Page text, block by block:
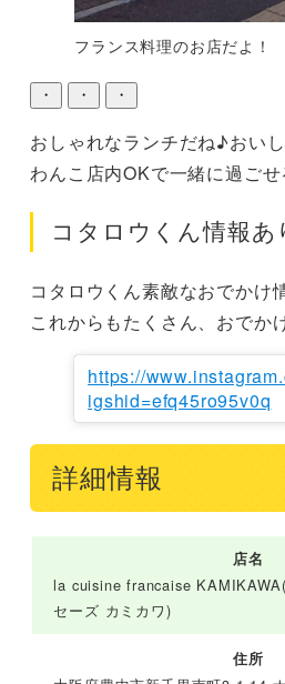
フランス料理のお店だよ！
・ ・ ・
おしゃれなランチだね♪おいし
わんこ店内OKで一緒に過ごせ
コタロウくん情報あ
コタロウくん素敵なおでかけ
これからもたくさん、おでか
https://
igshid=efq45ro95v0q
詳細情報
店名
la cuisine francaise
セーズ カミカワ)
住所